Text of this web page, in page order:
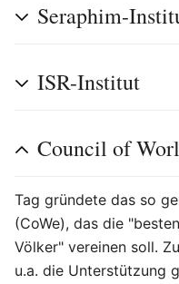
Seraphim-
ISR-Institut
Council of
Tag gründete das so
(CoWe), das die
Völker" vereinen soll.
u.a. die Unterstützung